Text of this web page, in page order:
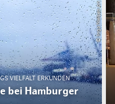
VIELFALT ERKUNDEN
bei Hamburger